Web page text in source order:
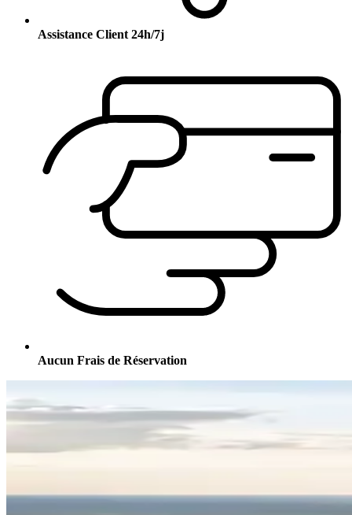
Assistance Client 24h/7j
Aucun Frais de Réservation